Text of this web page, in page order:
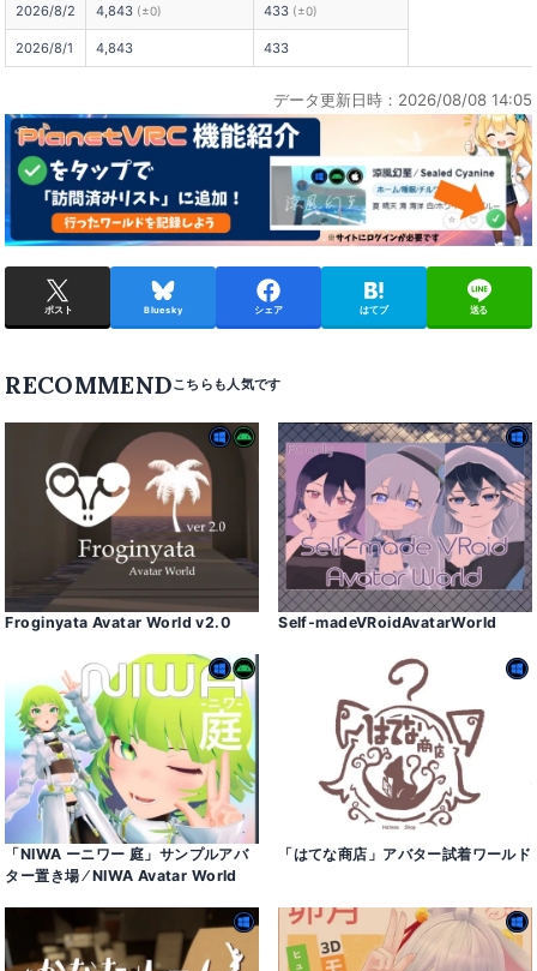
2026/8/2 4,843 (±0) 433 (±0)
2026/8/1 4,843 433
データ更新日時：2026/08/08 14:05
ポスト Bluesky シェア はてブ 送る
RECOMMEND
Froginyata Avatar World v2․0 Self-madeVRoidAvatarWorld
「NIWA ーニワー 庭」サンプルアバ
ター置き場 ⁄ NIWA Avatar World
「はてな商店」アバター試着ワールド